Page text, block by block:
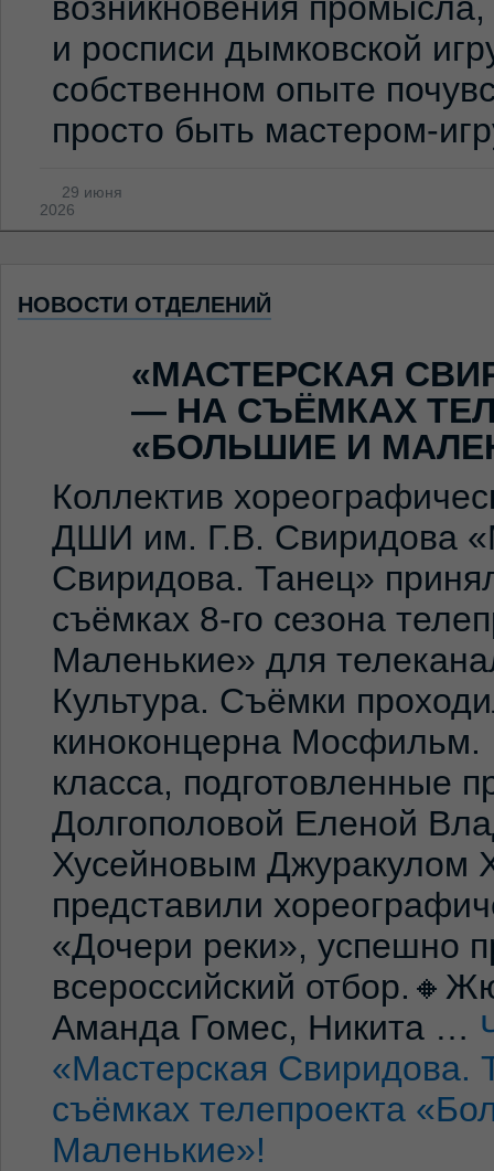
и росписи дымковской
собственном опыте
просто быть мастером-
29 июня
2026
НОВОСТИ ОТДЕЛЕНИЙ
«МАСТЕРСКАЯ
— НА СЪЁМКАХ
«БОЛЬШИЕ И
Коллектив
ДШИ им. Г.В. Свиридова
Свиридова. Танец»
съёмках 8-го сезона
Маленькие» для
Культура. Съёмки
киноконцерна Мосфильм.
класса, подготовленные
Долгополовой Еленой
Хусейновым Джуракулом
представили
«Дочери реки», успешно
всероссийский
Аманда Гомес, Никита …
«Мастерская Свиридова.
съёмках телепроекта
Маленькие»!